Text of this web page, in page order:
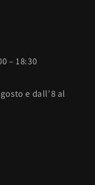
– 18:30
e dall'8 al